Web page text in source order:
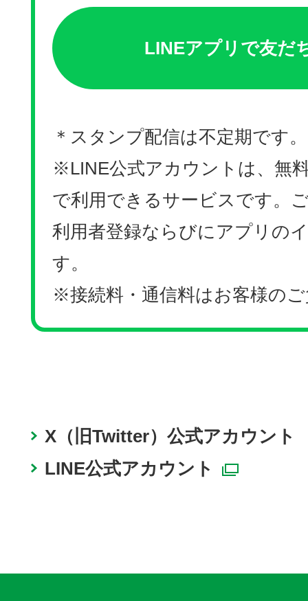
LINEアプリで友だ
＊スタンプ配信は不定期です。
※LINE公式アカウントは、無
で利用できるサービスです。
利用者登録ならびにアプリの
す。
※接続料・通信料はお客様の
X（旧Twitter）公式アカウント
LINE公式アカウント